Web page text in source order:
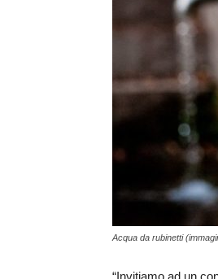
Acqua da rubinetti